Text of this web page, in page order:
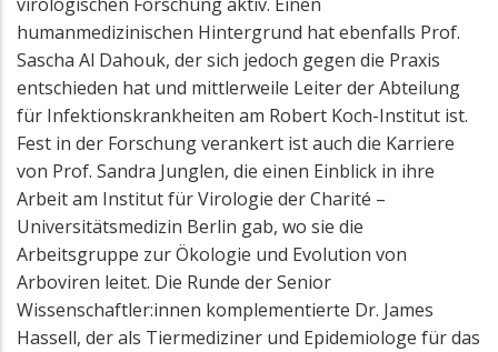
humanmedizinischen Hintergrund hat ebenfalls Prof.
Sascha Al Dahouk, der sich jedoch gegen die Praxis
entschieden hat und mittlerweile Leiter der Abteilung
für Infektionskrankheiten am Robert Koch-Institut ist.
Fest in der Forschung verankert ist auch die Karriere
von Prof. Sandra Junglen, die einen Einblick in ihre
Arbeit am Institut für Virologie der Charité –
Universitätsmedizin Berlin gab, wo sie die
Arbeitsgruppe zur Ökologie und Evolution von
Arboviren leitet. Die Runde der Senior
Wissenschaftler:innen komplementierte Dr. James
Hassell, der als Tiermediziner und Epidemiologe für das